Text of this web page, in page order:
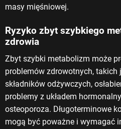
masy mięśniowej.
Ryzyko zbyt szybkiego
zdrowia
Zbyt szybki metabolizm może
problemów zdrowotnych, takich
składników odżywczych,
problemy z układem
osteoporoza. Długoterminowe
mogą być poważne i wymagać